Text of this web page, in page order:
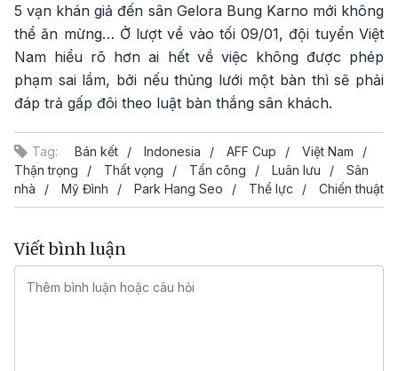
5 vạn khán giả đến sân Gelora Bung Karno mới không
thể ăn mừng… Ở lượt về vào tối 09/01, đội tuyển Việt
Nam hiểu rõ hơn ai hết về việc không được phép
phạm sai lầm, bởi nếu thủng lưới một bàn thì sẽ phải
đáp trả gấp đôi theo luật bàn thắng sân khách.
Tag: Bán kết Indonesia AFF Cup
Việt Nam
Thận trọng
Thất vọng Tấn công Luân lưu
Sân
nhà
Mỹ Đình Park Hang Seo Thể lực Chiến thuật
Viết bình luận